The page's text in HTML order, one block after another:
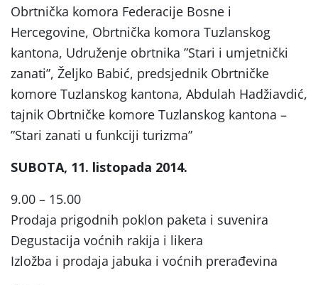
Obrtnička komora Federacije Bosne i
Hercegovine, Obrtnička komora Tuzlanskog
kantona, Udruženje obrtnika ”Stari i umjetnički
zanati”, Željko Babić, predsjednik Obrtničke
komore Tuzlanskog kantona, Abdulah Hadžiavdić,
tajnik Obrtničke komore Tuzlanskog kantona –
”Stari zanati u funkciji turizma”
SUBOTA, 11. listopada 2014.
9.00 – 15.00
Prodaja prigodnih poklon paketa i suvenira
Degustacija voćnih rakija i likera
Izložba i prodaja jabuka i voćnih prerađevina